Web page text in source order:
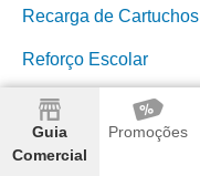
Guia
Comercial
Promoções
Recarga de Cartuchos
Reforço Escolar
Reforma de Estofados
Refrigeração